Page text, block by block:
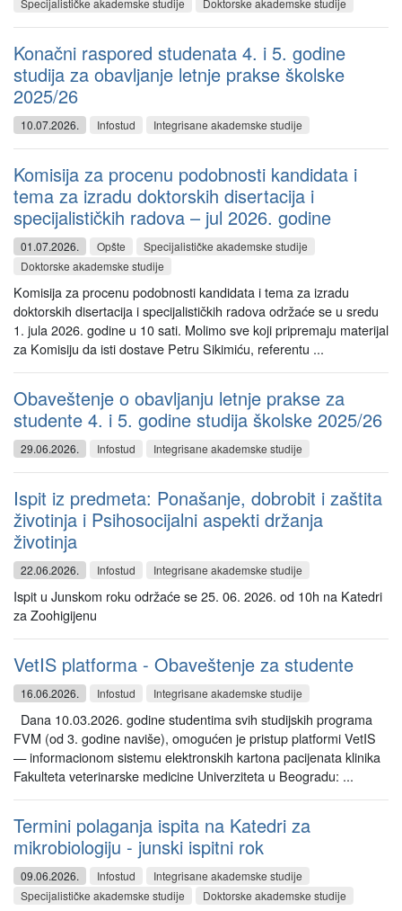
Specijalističke akademske studije Doktorske akademske studije
Konačni raspored studenata 4. i 5. godine
studija za obavljanje letnje prakse školske
2025/26
10.07.2026. Infostud Integrisane akademske studije
Komisija za procenu podobnosti kandidata i
tema za izradu doktorskih disertacija i
specijalističkih radova – jul 2026. godine
01.07.2026. Opšte
Specijalističke akademske studije
Doktorske akademske studije
Komisija za procenu podobnosti kandidata i tema za izradu
doktorskih disertacija i specijalističkih radova održaće se u sredu
1. jula 2026. godine u 10 sati. Molimo sve koji pripremaju materijal
za Komisiju da isti dostave Petru Sikimiću, referentu ...
Obaveštenje o obavljanju letnje prakse za
studente 4. i 5. godine studija školske 2025/26
29.06.2026. Infostud Integrisane akademske studije
Ispit iz predmeta: Ponašanje, dobrobit i zaštita
životinja i Psihosocijalni aspekti držanja
životinja
22.06.2026. Infostud Integrisane akademske studije
Ispit u Junskom roku održaće se 25. 06. 2026. od 10h na Katedri
za Zoohigijenu
VetIS platforma - Obaveštenje za studente
16.06.2026. Infostud Integrisane akademske studije
Dana 10.03.2026. godine studentima svih studijskih programa
FVM (od 3. godine naviše), omogućen je pristup platformi VetIS
— informacionom sistemu elektronskih kartona pacijenata klinika
Fakulteta veterinarske medicine Univerziteta u Beogradu: ...
Termini polaganja ispita na Katedri za
mikrobiologiju - junski ispitni rok
09.06.2026. Infostud
Integrisane akademske studije
Specijalističke akademske studije
Doktorske akademske studije